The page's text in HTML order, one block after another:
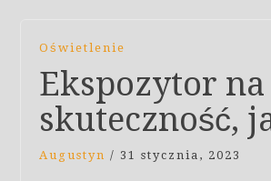
Oświetlenie
Ekspozytor
skuteczność,
Augustyn / 31 stycznia, 2023